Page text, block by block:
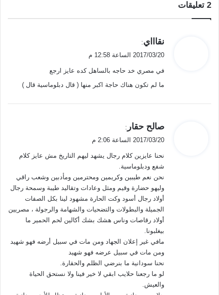
‫2 تعليقات
ي
ق
ل
نقاااي:
2017/03/20 الساعة 12:58 م
في مصري خد حاجه بالساهل كده عايز ارجع
ما لم تكون هناك حاجة اكبر منها ( قال دبلوماسية قال )
ي
ق
ل
صالح حقار :
2017/03/20 الساعة 2:06 م
نحنا عايزين كلام رجال يشهد ليهم التاريخ مش عايز كلام
شفع ودبلوماسية.
نحن نعم طيبين وكريمين ومحترمين ومأدبين وشعب راقي
وليهو حضارة وقيم ومثل وعادات وتقاليد طيبة وسمحة رجال
أولاد رجال أسود وكت الحارة مشهود لينا بكل الصفات
الجميلة والبطولات والتضحيات والشهامة والرجولة ، مصريين
أولاد رقاصات وناس هشك بشك أكالين لحم الحمير ما
بيغلبونا.
مافي غير إعلان الجهاد ومن مات في سبيل أرضه فهو شهيد
ومن مات في سبيل عرضه فهو شهيد
نحنا سودانية ما بنرضي الظلم والحقارة.
لو ما رجعنا حلايب ابقي لا خير فينا ولا نستحق الحياة
والعيش.